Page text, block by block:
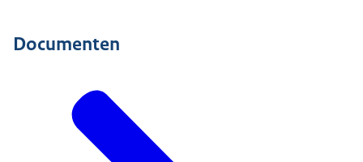
Documenten